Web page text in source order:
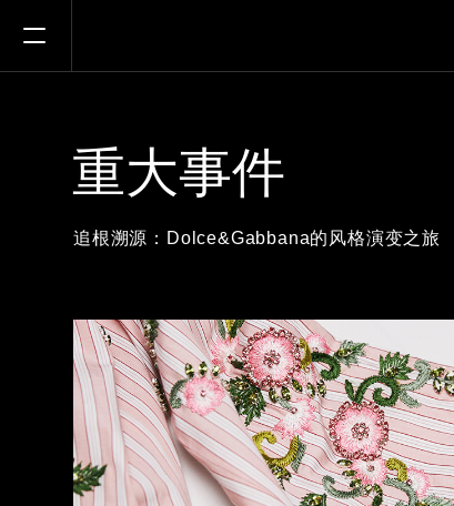
Open Menu
重大事件
追根溯源：Dolce&Gabbana的风格演变之旅